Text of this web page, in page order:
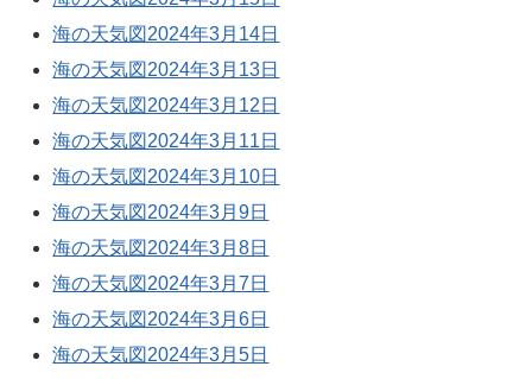
海の天気図2024年3月14日
海の天気図2024年3月13日
海の天気図2024年3月12日
海の天気図2024年3月11日
海の天気図2024年3月10日
海の天気図2024年3月9日
海の天気図2024年3月8日
海の天気図2024年3月7日
海の天気図2024年3月6日
海の天気図2024年3月5日